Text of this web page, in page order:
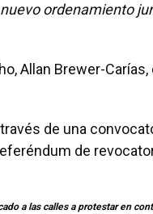
ordenamiento
Allan Brewer-
de una
de
a las calles a protestar en